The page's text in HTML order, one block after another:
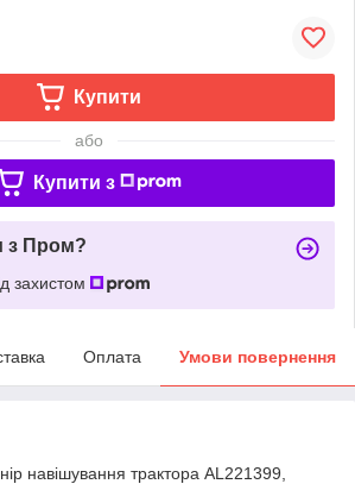
Купити
або
Купити з
з Пром?
захистом
Оплата Умови повернення
навішування трактора AL221399,